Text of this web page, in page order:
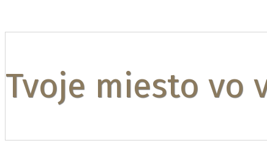
Tvoje miesto vo